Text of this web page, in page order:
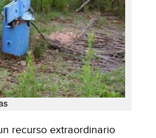
recurso extraordinario